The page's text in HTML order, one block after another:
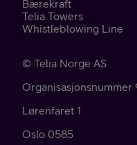
Bærekraft
Telia Towers
Whistleblowing Line
© Telia Norge AS
Organisasjonsnummer
Lørenfaret 1
Oslo 0585